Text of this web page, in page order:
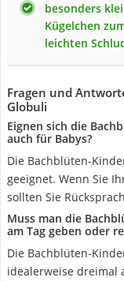
besonders
Kügelchen
leichten
Fragen und
Globuli
Eignen sich die
auch für Babys?
Die Bachblüten-
geeignet. Wenn Sie
sollten Sie
Muss man die
am Tag geben oder
Die Bachblüten-
idealerweise dreimal